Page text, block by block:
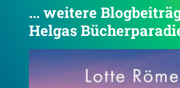
... weitere
Helgas